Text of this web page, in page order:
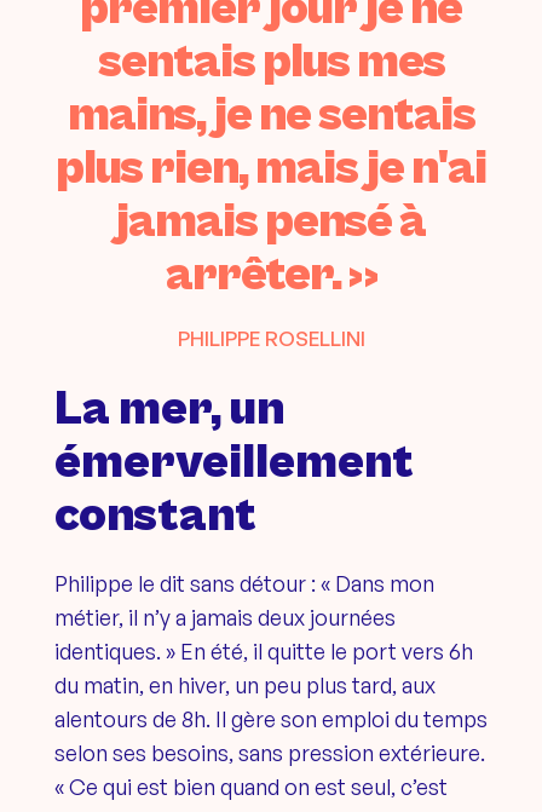
sentais plus mes
mains, je ne sentais
plus rien, mais je n'ai
jamais pensé à
arrêter. »
PHILIPPE ROSELLINI
La mer, un
émerveillement
constant
Philippe le dit sans détour : « Dans mon
métier, il n’y a jamais deux journées
identiques. » En été, il quitte le port vers 6h
du matin, en hiver, un peu plus tard, aux
alentours de 8h. Il gère son emploi du temps
selon ses besoins, sans pression extérieure.
« Ce qui est bien quand on est seul, c’est